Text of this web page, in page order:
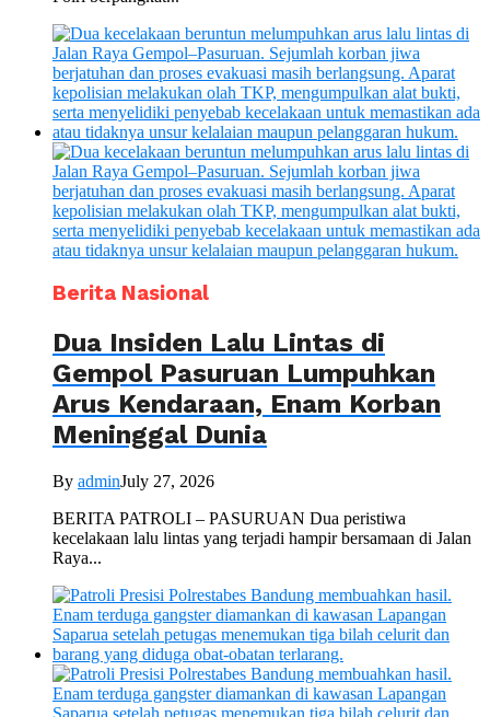
Berita Nasional
Dua Insiden Lalu Lintas di
Gempol Pasuruan Lumpuhkan
Arus Kendaraan, Enam Korban
Meninggal Dunia
By adminJuly 27, 2026
BERITA PATROLI – PASURUAN Dua peristiwa
kecelakaan lalu lintas yang terjadi hampir bersamaan di Jalan
Raya...